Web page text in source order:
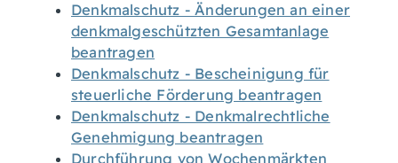
Denkmalschutz - Änderungen an einer
denkmalgeschützten Gesamtanlage
beantragen
Denkmalschutz - Bescheinigung für
steuerliche Förderung beantragen
Denkmalschutz - Denkmalrechtliche
Genehmigung beantragen
Durchführung von Wochenmärkten